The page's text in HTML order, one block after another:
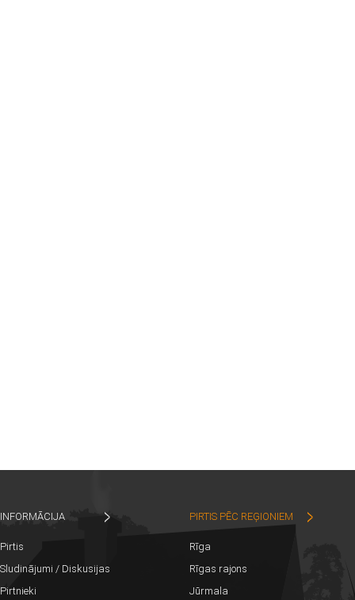
INFORMĀCIJA
Pirtis
Sludinājumi / Diskusijas
Pirtnieki
PIRTIS PĒC REĢIONIEM
Rīga
Rīgas rajons
Jūrmala